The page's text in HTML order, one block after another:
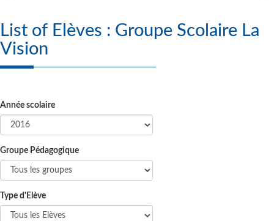
List of Elèves : Groupe Scolaire La
Vision
Année scolaire
Groupe Pédagogique
Type d'Elève